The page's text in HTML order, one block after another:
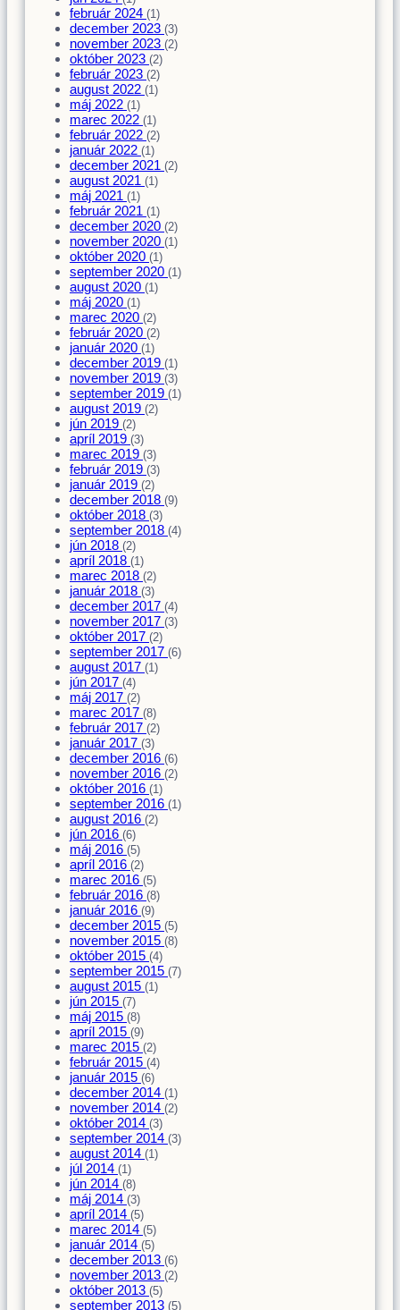
február 2024 (1)
december 2023 (3)
november 2023 (2)
október 2023 (2)
február 2023 (2)
august 2022 (1)
máj 2022 (1)
marec 2022 (1)
február 2022 (2)
január 2022 (1)
december 2021 (2)
august 2021 (1)
máj 2021 (1)
február 2021 (1)
december 2020 (2)
november 2020 (1)
október 2020 (1)
september 2020 (1)
august 2020 (1)
máj 2020 (1)
marec 2020 (2)
február 2020 (2)
január 2020 (1)
december 2019 (1)
november 2019 (3)
september 2019 (1)
august 2019 (2)
jún 2019 (2)
apríl 2019 (3)
marec 2019 (3)
február 2019 (3)
január 2019 (2)
december 2018 (9)
október 2018 (3)
september 2018 (4)
jún 2018 (2)
apríl 2018 (1)
marec 2018 (2)
január 2018 (3)
december 2017 (4)
november 2017 (3)
október 2017 (2)
september 2017 (6)
august 2017 (1)
jún 2017 (4)
máj 2017 (2)
marec 2017 (8)
február 2017 (2)
január 2017 (3)
december 2016 (6)
november 2016 (2)
október 2016 (1)
september 2016 (1)
august 2016 (2)
jún 2016 (6)
máj 2016 (5)
apríl 2016 (2)
marec 2016 (5)
február 2016 (8)
január 2016 (9)
december 2015 (5)
november 2015 (8)
október 2015 (4)
september 2015 (7)
august 2015 (1)
jún 2015 (7)
máj 2015 (8)
apríl 2015 (9)
marec 2015 (2)
február 2015 (4)
január 2015 (6)
december 2014 (1)
november 2014 (2)
október 2014 (3)
september 2014 (3)
august 2014 (1)
júl 2014 (1)
jún 2014 (8)
máj 2014 (3)
apríl 2014 (5)
marec 2014 (5)
január 2014 (5)
december 2013 (6)
november 2013 (2)
október 2013 (5)
september 2013 (5)